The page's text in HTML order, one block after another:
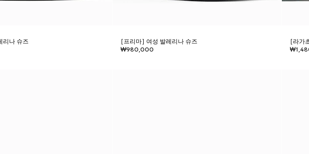
리나 슈즈
[프리마] 여성 발레리나 슈즈
₩980,000
[라가